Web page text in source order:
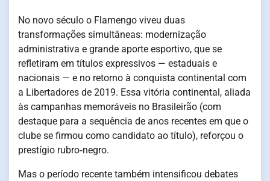
No novo século o Flamengo viveu duas
transformações simultâneas: modernização
administrativa e grande aporte esportivo, que se
refletiram em títulos expressivos — estaduais e
nacionais — e no retorno à conquista continental com
a Libertadores de 2019. Essa vitória continental, aliada
às campanhas memoráveis no Brasileirão (com
destaque para a sequência de anos recentes em que o
clube se firmou como candidato ao título), reforçou o
prestígio rubro‑negro.
Mas o período recente também intensificou debates